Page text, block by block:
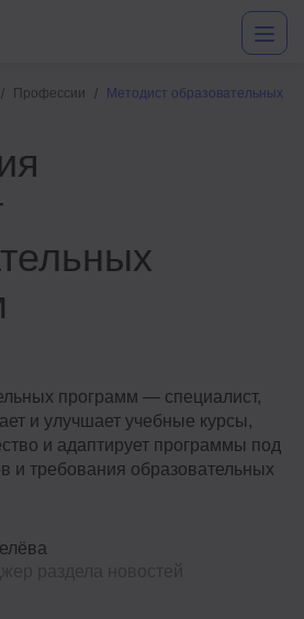
Профессии
Методист образовательных
программ — специалист,
и улучшает учебные курсы,
и адаптирует программы под
и требования образовательных